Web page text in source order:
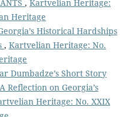
, Kartvelian Heritage:
Heritage
Historical Hardships
, Kartvelian Heritage: No.
Dumbadze’s Short Story
Reflection on Georgia’s
Heritage: No. XXIX